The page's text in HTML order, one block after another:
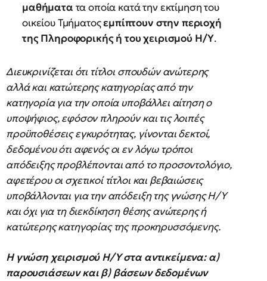
μαθήματα τα οποία κατά την εκτίμηση του
οικείου Τμήματοςεμπίπτουν στην περιοχή
της Πληροφορικής ή τουχειρισμού Η/Υ.
Διευκρινίζεται ότι τίτλοι σπουδών ανώτερης
αλλά και κατώτερης κατηγορίας από την
κατηγορία για την οποία υποβάλλει αίτηση ο
υποψήφιος, εφόσον πληρούν και τις λοιπές
προϋποθέσεις εγκυρότητας, γίνονται δεκτοί,
δεδομένου ότι αφενός οι εν λόγω τρόποι
απόδειξης προβλέπονται από το προσοντολόγιο,
αφετέρου οι σχετικοί τίτλοι και βεβαιώσεις
υποβάλλονται για την απόδειξη της γνώσης Η/Υ
και όχι για τη διεκδίκηση θέσης ανώτερης ή
κατώτερης κατηγορίας της προκηρυσσόμενης.
Η γνώση χειρισμού Η/Υ στα αντικείμενα: α)
παρουσιάσεων και β) βάσεων δεδομένων